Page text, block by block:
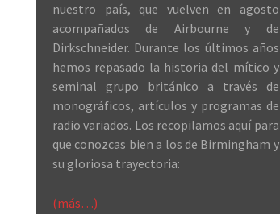
nuestro país, que vuelven en agosto
acompañados de Airbourne y de
Dirkschneider. Durante los últimos años
hemos repasado la historia del mítico y
seminal grupo británico a través de
monográficos, artículos y programas de
radio variados. Los recopilamos aquí para
que conozcas bien a los de Birmingham y
su gloriosa trayectoria:
(más…)